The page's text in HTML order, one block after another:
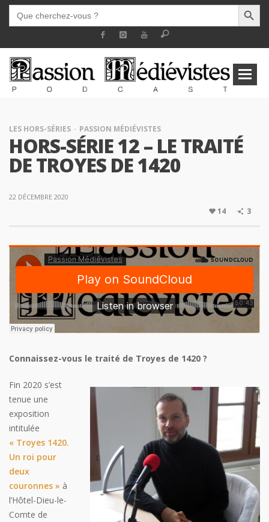
SEARCH
FOR:
SEARCH
LES HORS-SÉRIES PASSION MÉDIÉVISTES
HORS-SÉRIE 12 – LE TRAITÉ
DE TROYES DE 1420
22 DÉCEMBRE 2020
14 3
Connaissez-vous le traité de Troyes de 1420 ?
Fin 2020 s’est
tenue une
exposition
intitulée
« Troyes 1420.
Un roi pour
deux
couronnes » à
l’Hôtel-Dieu-le-
Comte de